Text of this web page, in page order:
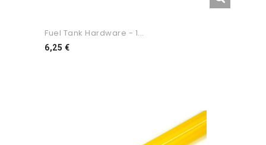
Fuel Tank Hardware - 1...
6,25 €Preço